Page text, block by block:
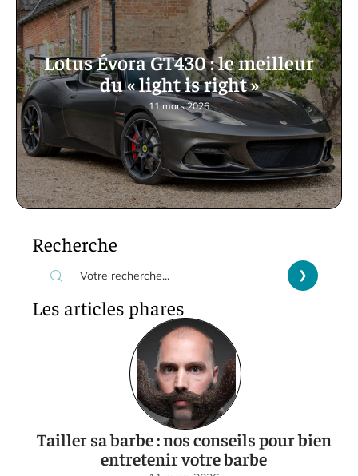
Lotus Évora GT430 : le meilleur
du « light is right »
11 mars 2026
Recherche
Les articles phares
Tailler sa barbe : nos conseils pour bien
entretenir votre barbe